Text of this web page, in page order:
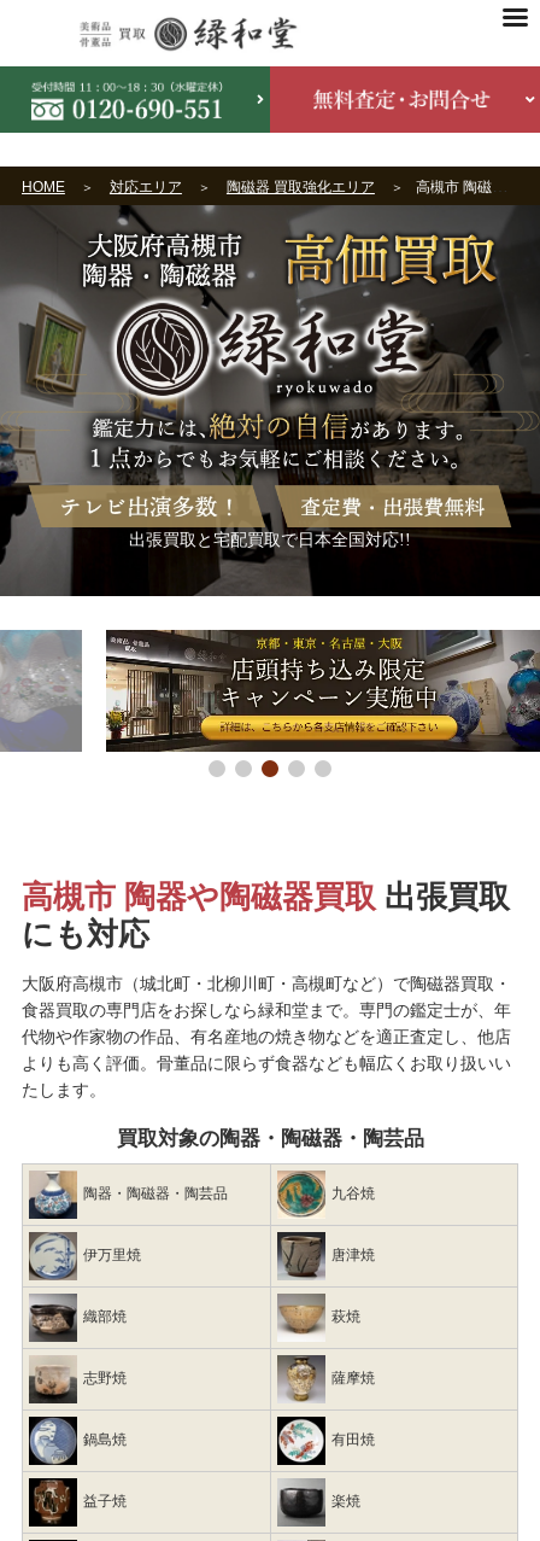
HOME 対応エリア 陶磁器 買取強化エリア 高槻市 陶磁器買取
出張買取と宅配買取で日本全国対応!!
高槻市 陶器や陶磁器買取 出張買取
にも対応
大阪府高槻市（城北町・北柳川町・高槻町など）で陶磁器買取・
食器買取の専門店をお探しなら緑和堂まで。専門の鑑定士が、年
代物や作家物の作品、有名産地の焼き物などを適正査定し、他店
よりも高く評価。骨董品に限らず食器なども幅広くお取り扱いい
たします。
買取対象の陶器・陶磁器・陶芸品
陶器・陶磁器・陶芸品 九谷焼
伊万里焼 唐津焼
織部焼 萩焼
志野焼 薩摩焼
鍋島焼 有田焼
益子焼 楽焼